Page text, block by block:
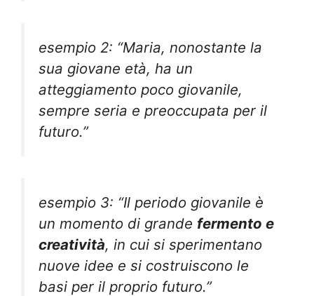
esempio 2: “Maria, nonostante la
sua giovane età, ha un
atteggiamento poco giovanile,
sempre seria e preoccupata per il
futuro.”
esempio 3: “Il periodo giovanile è
un momento di grande fermento e
creatività, in cui si sperimentano
nuove idee e si costruiscono le
basi per il proprio futuro.”